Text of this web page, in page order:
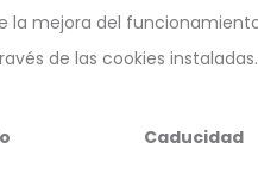
mejora del
de las cookies instaladas.
Caducidad